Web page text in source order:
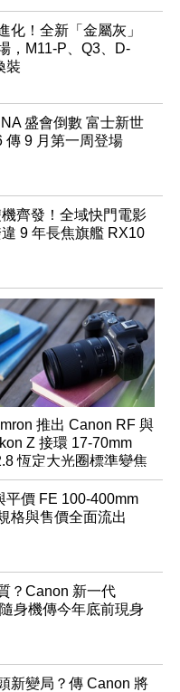
化！全新「金屬灰」
，M11-P、Q3、D-
裝
盛會倒數 富士新世
傳 9 月第一周登場
齊發！全域快門電影
9 年長焦旗艦 RX10
推出 Canon RF 與
Z 接環 17-70mm
恆定大光圈標準變焦
平價 FE 100-400mm
格與售價全面流出
？Canon 新一代
身機傳今年底前現身
新變局？傳 Canon 將